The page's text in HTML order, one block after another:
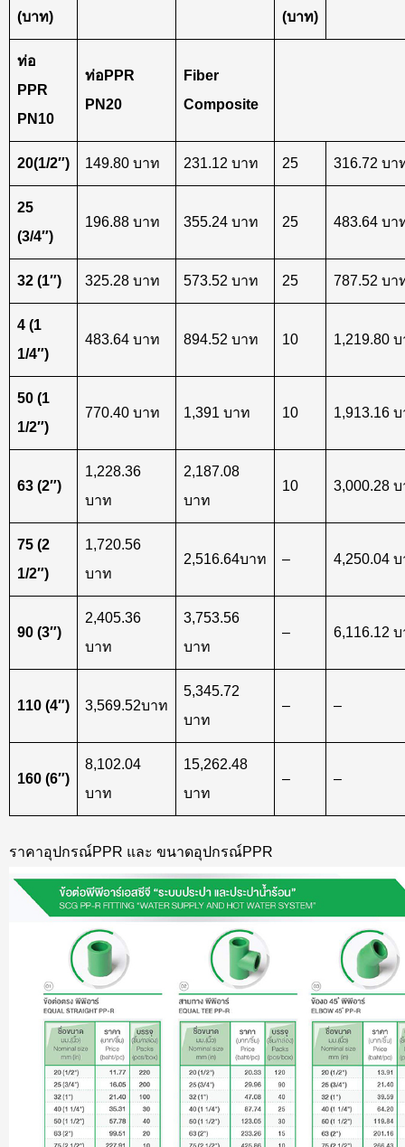
(บาท)
(บาท)
ท่อ
PPR
PN10
ท่อPPR
PN20
Fiber
Composite
20(1/2″) 149.80 บาท 231.12 บาท 25 316.72 บา
25
(3/4″)
196.88 บาท 355.24 บาท 25 483.64 บา
32 (1″) 325.28 บาท 573.52 บาท 25 787.52 บา
4 (1
1/4″)
483.64 บาท 894.52 บาท 10 1,219.80
50 (1
1/2″)
770.40 บาท 1,391 บาท 10 1,913.16
63 (2″)
1,228.36
บาท
2,187.08
บาท
10 3,000.28
75 (2
1/2″)
1,720.56
บาท
2,516.64บาท – 4,250.04
90 (3″)
2,405.36
บาท
3,753.56
บาท
– 6,116.12
110 (4″) 3,569.52บาท
5,345.72
บาท
– –
160 (6″)
8,102.04
บาท
15,262.48
บาท
– –
ราคาอุปกรณ์PPR และ ขนาดอุปกรณ์PPR